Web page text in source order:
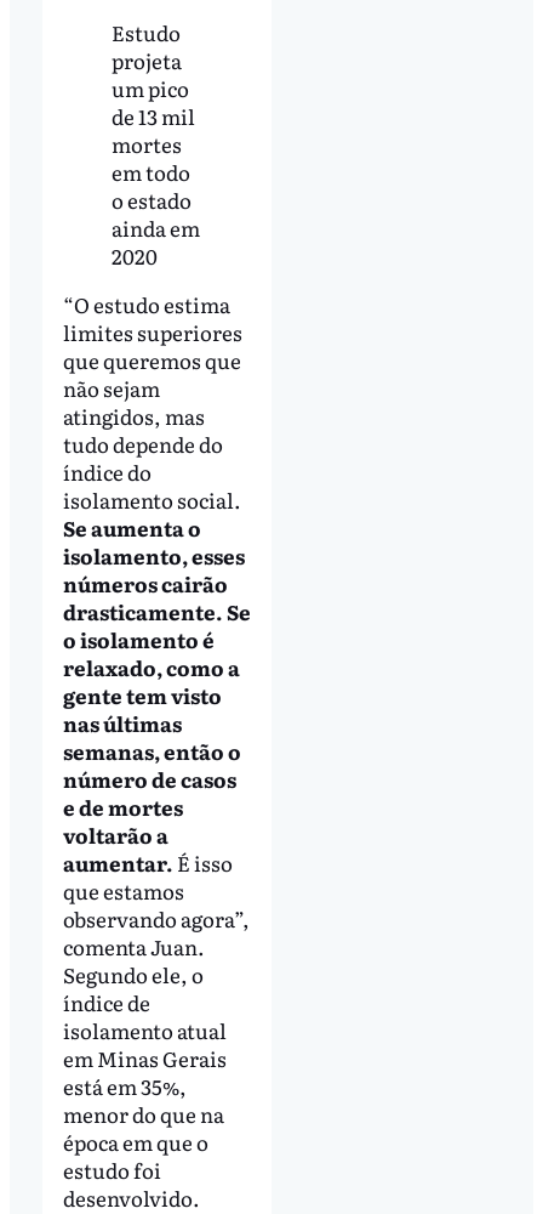
Estudo
projeta
um pico
de 13 mil
mortes
em todo
o estado
ainda em
2020
“O estudo estima
limites superiores
que queremos que
não sejam
atingidos, mas
tudo depende do
índice do
isolamento social.
Se aumenta o
isolamento, esses
números cairão
drasticamente. Se
o isolamento é
relaxado, como a
gente tem visto
nas últimas
semanas, então o
número de casos
e de mortes
voltarão a
aumentar. É isso
que estamos
observando agora”,
comenta Juan.
Segundo ele, o
índice de
isolamento atual
em Minas Gerais
está em 35%,
menor do que na
época em que o
estudo foi
desenvolvido.